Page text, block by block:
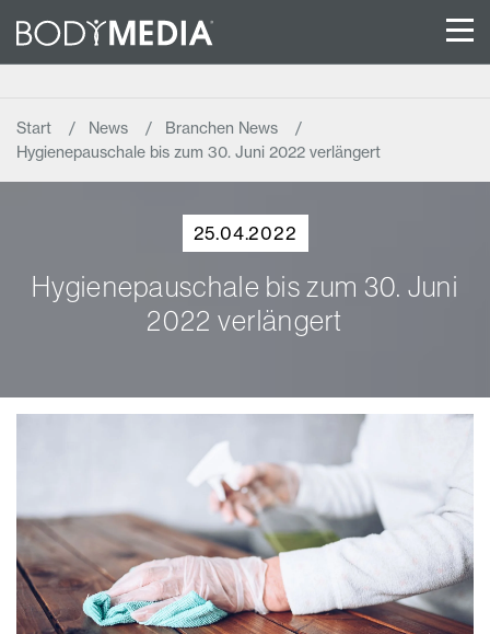
Start News
Branchen News
Hygienepauschale bis zum 30. Juni 2022 verlängert
25.04.2022
Hygienepauschale bis zum 30. Juni
2022 verlängert